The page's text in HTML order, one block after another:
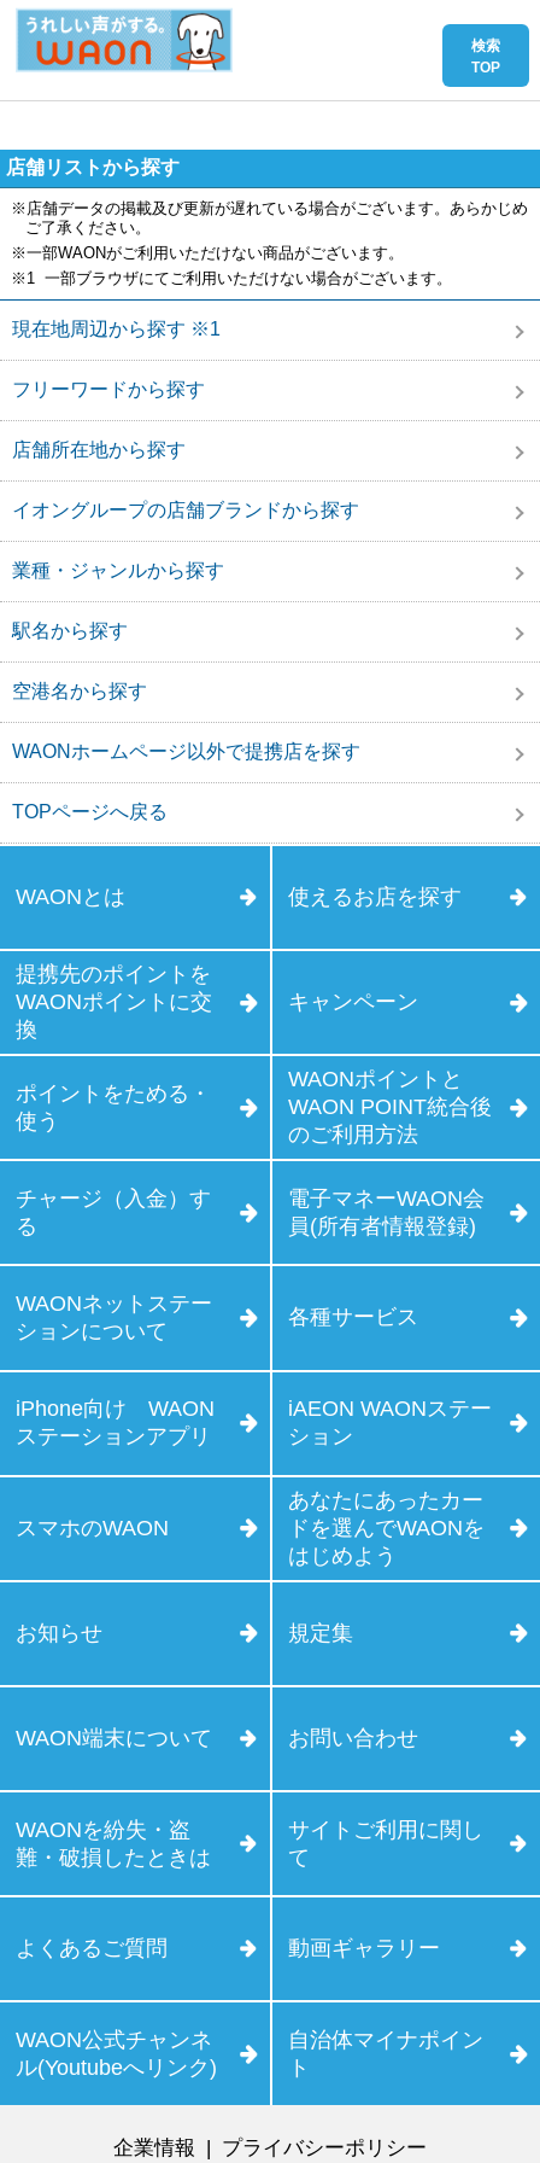
店舗リストから探す
※店舗データの掲載及び更新が遅れている場合がございます。あらかじめ
ご了承ください。
※一部WAONがご利用いただけない商品がございます。
※1 一部ブラウザにてご利用いただけない場合がございます。
現在地周辺から探す ※1
フリーワードから探す
店舗所在地から探す
イオングループの店舗ブランドから探す
業種・ジャンルから探す
駅名から探す
空港名から探す
WAONホームページ以外で提携店を探す
TOPページへ戻る